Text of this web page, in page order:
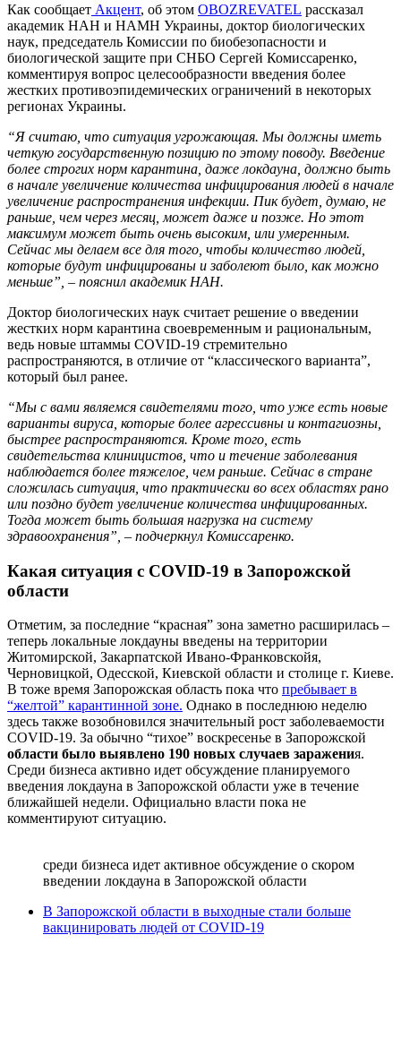
Как сообщает Акцент, об этом OBOZREVATEL рассказал
академик НАН и НАМН Украины, доктор биологических
наук, председатель Комиссии по биобезопасности и
биологической защите при СНБО Сергей Комиссаренко,
комментируя вопрос целесообразности введения более
жестких противоэпидемических ограничений в некоторых
регионах Украины.
“Я считаю, что ситуация угрожающая. Мы должны иметь
четкую государственную позицию по этому поводу. Введение
более строгих норм карантина, даже локдауна, должно быть
в начале увеличение количества инфицирования людей в начале
увеличение распространения инфекции. Пик будет, думаю, не
раньше, чем через месяц, может даже и позже. Но этот
максимум может быть очень высоким, или умеренным.
Сейчас мы делаем все для того, чтобы количество людей,
которые будут инфицированы и заболеют было, как можно
меньше”, – пояснил академик НАН.
Доктор биологических наук считает решение о введении
жестких норм карантина своевременным и рациональным,
ведь новые штаммы COVID-19 стремительно
распространяются, в отличие от “классического варианта”,
который был ранее.
“Мы с вами являемся свидетелями того, что уже есть новые
варианты вируса, которые более агрессивны и контагиозны,
быстрее распространяются. Кроме того, есть
свидетельства клиницистов, что и течение заболевания
наблюдается более тяжелое, чем раньше. Сейчас в стране
сложилась ситуация, что практически во всех областях рано
или поздно будет увеличение количества инфицированных.
Тогда может быть большая нагрузка на систему
здравоохранения”, – подчеркнул Комиссаренко.
Какая ситуация с COVID-19 в Запорожской
области
Отметим, за последние “красная” зона заметно расширилась –
теперь локальные локдауны введены на территории
Житомирской, Закарпатской Ивано-Франковскойя,
Черновицкой, Одесской, Киевской области и столице г. Киеве.
В тоже время Запорожская область пока что пребывает в
“желтой” карантинной зоне. Однако в последнюю неделю
здесь также возобновился значительный рост заболеваемости
COVID-19. За обычно “тихое” воскресенье в Запорожской
области было выявлено 190 новых случаев заражения.
Среди бизнеса активно идет обсуждение планируемого
введения локдауна в Запорожской области уже в течение
ближайшей недели. Официально власти пока не
комментируют ситуацию.
среди бизнеса идет активное обсуждение о скором
введении локдауна в Запорожской области
В Запорожской области в выходные стали больше
вакцинировать людей от COVID-19